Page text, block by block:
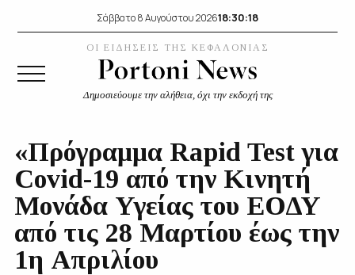
Σάββατο 8 Αυγούστου 202618:30:18
ΟΙ ΕΙΔΗΣΕΙΣ ΤΗΣ ΚΕΦΑΛΟΝΙΑΣ
Δημοσιεύουμε την αλήθεια, όχι την εκδοχή της
«Πρόγραμμα Rapid Test για
Covid-19 από την Κινητή
Μονάδα Υγείας του ΕΟΔΥ
από τις 28 Μαρτίου έως την
1η Απριλίου